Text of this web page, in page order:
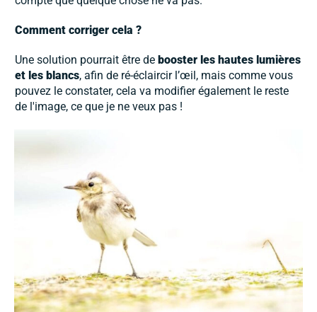
Comment corriger cela ?
Une solution pourrait être de booster les hautes lumières
et les blancs, afin de ré-éclaircir l’œil, mais comme vous
pouvez le constater, cela va modifier également le reste
de l'image, ce que je ne veux pas !